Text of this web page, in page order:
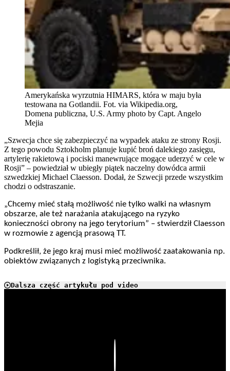
Amerykańska wyrzutnia HIMARS, która w maju była
testowana na Gotlandii. Fot. via Wikipedia.org,
Domena publiczna, U.S. Army photo by Capt. Angelo
Mejia
„Szwecja chce się zabezpieczyć na wypadek ataku ze strony Rosji.
Z tego powodu Sztokholm planuje kupić broń dalekiego zasięgu,
artylerię rakietową i pociski manewrujące mogące uderzyć w cele w
Rosji” – powiedział w ubiegły piątek naczelny dowódca armii
szwedzkiej Michael Claesson. Dodał, że Szwecji przede wszystkim
chodzi o odstraszanie.
„Chcemy mieć stałą możliwość nie tylko walki na własnym
obszarze, ale też narażania atakującego na ryzyko
konieczności obrony na jego terytorium” – stwierdził Claesson
w rozmowie z agencją prasową TT.
Podkreślił, że jego kraj musi mieć możliwość zaatakowania np.
obiektów związanych z logistyką przeciwnika.
Dalsza część artykułu pod video